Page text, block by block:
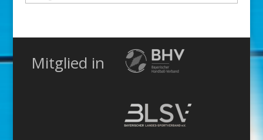
Kategorie
Mitglied in